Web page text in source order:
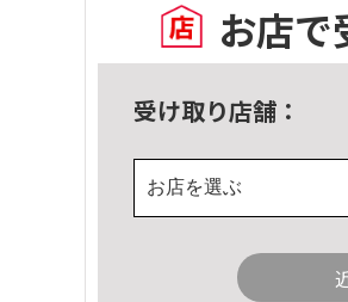
お店で
受け取り店舗：
お店を選ぶ